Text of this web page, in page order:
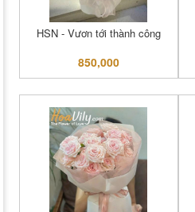
HSN - Vươn tới thành công
850,000